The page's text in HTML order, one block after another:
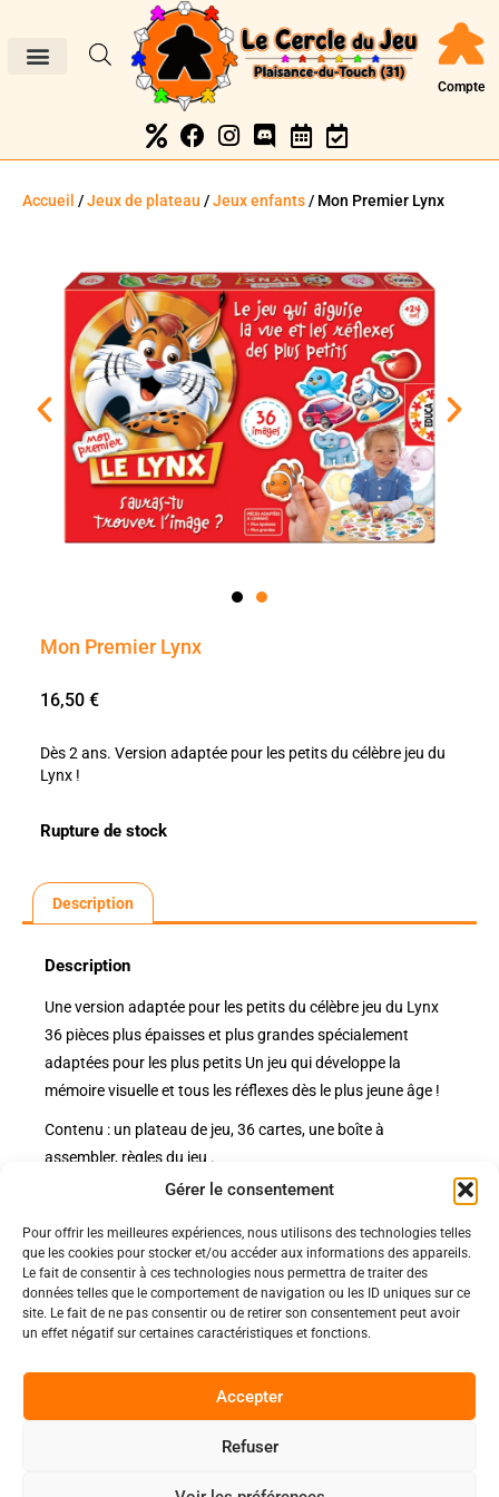
Gérer le consentement
Pour offrir les meilleures expériences, nous utilisons des technologies telles
que les cookies pour stocker et/ou accéder aux informations des appareils.
Le fait de consentir à ces technologies nous permettra de traiter des
données telles que le comportement de navigation ou les ID uniques sur ce
site. Le fait de ne pas consentir ou de retirer son consentement peut avoir
un effet négatif sur certaines caractéristiques et fonctions.
Accepter
Refuser
Compte
Accueil /Jeux de plateau /Jeux enfants/ Mon Premier Lynx
Mon Premier Lynx
16,50 €
Dès 2 ans. Version adaptée pour les petits du célèbre jeu du
Lynx !
Rupture de stock
Description
Description
Une version adaptée pour les petits du célèbre jeu du Lynx
36 pièces plus épaisses et plus grandes spécialement
adaptées pour les plus petits Un jeu qui développe la
mémoire visuelle et tous les réflexes dès le plus jeune âge !
Contenu : un plateau de jeu, 36 cartes, une boîte à
assembler, règles du jeu .
Nos pages
Nos évènements
Nous contacter
Politiques
Politique de confidentialité
Nos conditions de vente et livraison
Code de conduite